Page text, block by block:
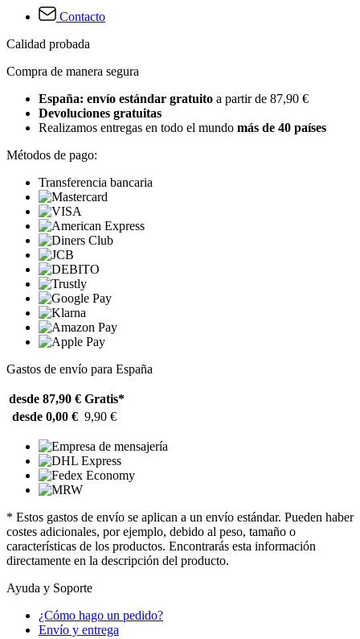
Contacto
Calidad probada
Compra de manera segura
España: envío estándar gratuito a partir de 87,90 €
Devoluciones gratuitas
Realizamos entregas en todo el mundo más de 40 países
Métodos de pago:
Transferencia bancaria
Gastos de envío para España
desde 87,90 € Gratis*
desde 0,00 € 9,90 €
* Estos gastos de envío se aplican a un envío estándar. Pueden haber
costes adicionales, por ejemplo, debido al peso, tamaño o
características de los productos. Encontrarás esta información
directamente en la descripción del producto.
Ayuda y Soporte
¿Cómo hago un pedido?
Envío y entrega